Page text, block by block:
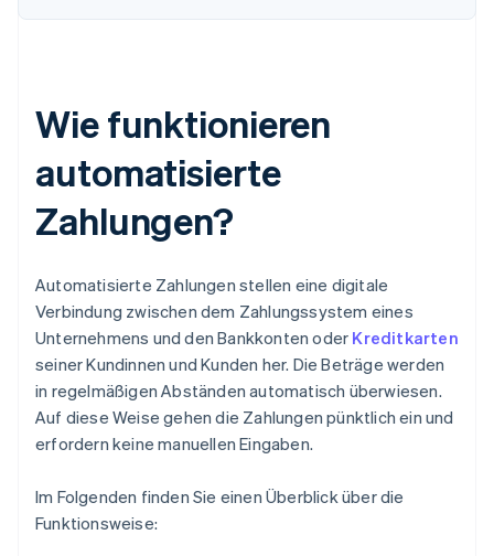
Wie funktionieren
automatisierte
Zahlungen?
Automatisierte Zahlungen stellen eine digitale
Verbindung zwischen dem Zahlungssystem eines
Unternehmens und den Bankkonten oder Kreditkarten
seiner Kundinnen und Kunden her. Die Beträge werden
in regelmäßigen Abständen automatisch überwiesen.
Auf diese Weise gehen die Zahlungen pünktlich ein und
erfordern keine manuellen Eingaben.
Im Folgenden finden Sie einen Überblick über die
Funktionsweise: